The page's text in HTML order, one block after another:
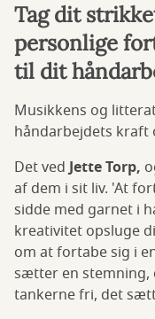
Tag dit
personlige
til dit
Musikkens og
håndarbejdets kraft
Det vedJette Torp,
af dem i sit liv. 'At
sidde med garnet i
kreativitet opsluge
om at fortabe sig i
sætter en
tankerne fri, det